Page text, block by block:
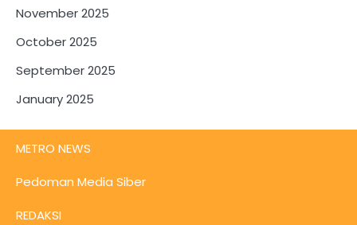
November 2025
October 2025
September 2025
January 2025
METRO NEWS
Pedoman Media Siber
REDAKSI